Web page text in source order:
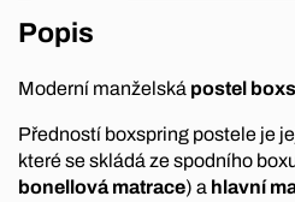
Popis
Moderní manželská postel
Předností boxspring postele je
které se skládá ze spodního
bonellová matrace) a hlavní